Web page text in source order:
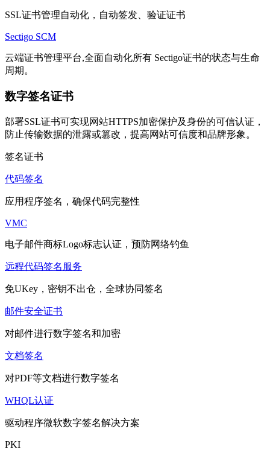
SSL证书管理自动化，自动签发、验证证书
Sectigo SCM
云端证书管理平台,全面自动化所有 Sectigo证书的状态与生命
周期。
数字签名证书
部署SSL证书可实现网站HTTPS加密保护及身份的可信认证，
防止传输数据的泄露或篡改，提高网站可信度和品牌形象。
签名证书
代码签名
应用程序签名，确保代码完整性
VMC
电子邮件商标Logo标志认证，预防网络钓鱼
远程代码签名服务
免UKey，密钥不出仓，全球协同签名
邮件安全证书
对邮件进行数字签名和加密
文档签名
对PDF等文档进行数字签名
WHQL认证
驱动程序微软数字签名解决方案
PKI